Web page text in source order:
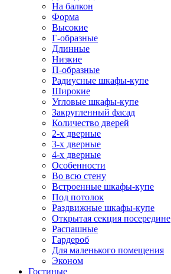
На балкон
Форма
Высокие
Г-образные
Длинные
Низкие
П-образные
Радиусные шкафы-купе
Широкие
Угловые шкафы-купе
Закругленный фасад
Количество дверей
2-х дверные
3-х дверные
4-х дверные
Особенности
Во всю стену
Встроенные шкафы-купе
Под потолок
Раздвижные шкафы-купе
Открытая секция посередине
Распашные
Гардероб
Для маленького помещения
Эконом
Гостиные